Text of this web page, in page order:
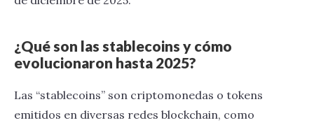
¿Qué son las stablecoins y cómo
evolucionaron hasta 2025?
Las “stablecoins” son criptomonedas o tokens
emitidos en diversas redes blockchain, como